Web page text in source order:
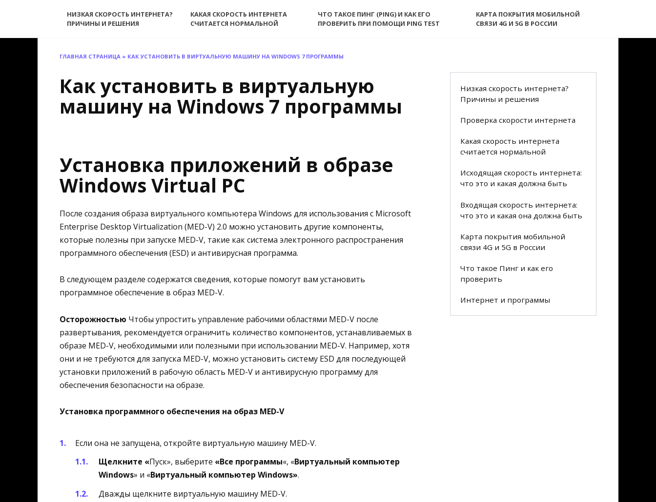
НИЗКАЯ СКОРОСТЬ ИНТЕРНЕТА?
ПРИЧИНЫ И РЕШЕНИЯ
КАКАЯ СКОРОСТЬ ИНТЕРНЕТА
СЧИТАЕТСЯ НОРМАЛЬНОЙ
ЧТО ТАКОЕ ПИНГ (PING) И КАК ЕГО
ПРОВЕРИТЬ ПРИ ПОМОЩИ PING TEST
КАРТА ПОКРЫТИЯ МОБИЛЬНОЙ
СВЯЗИ 4G И 5G В РОССИИ
ГЛАВНАЯ СТРАНИЦА » КАК УСТАНОВИТЬ В ВИРТУАЛЬНУЮ МАШИНУ НА WINDOWS 7 ПРОГРАММЫ
Как установить в виртуальную
машину на Windows 7 программы
Установка приложений в образе
Windows Virtual PC
После создания образа виртуального компьютера Windows для использования с Microsoft
Enterprise Desktop Virtualization (MED-V) 2.0 можно установить другие компоненты,
которые полезны при запуске MED-V, такие как система электронного распространения
программного обеспечения (ESD) и антивирусная программа.
В следующем разделе содержатся сведения, которые помогут вам установить
программное обеспечение в образ MED-V.
Осторожностью Чтобы упростить управление рабочими областями MED-V после
развертывания, рекомендуется ограничить количество компонентов, устанавливаемых в
образе MED-V, необходимыми или полезными при использовании MED-V. Например, хотя
они и не требуются для запуска MED-V, можно установить систему ESD для последующей
установки приложений в рабочую область MED-V и антивирусную программу для
обеспечения безопасности на образе.
Установка программного обеспечения на образ MED-V
Если она не запущена, откройте виртуальную машину MED-V.
Щелкните «Пуск», выберите «Все программы«, «Виртуальный компьютер
Windows» и «Виртуальный компьютер Windows».
Дважды щелкните виртуальную машину MED-V.
Низкая скорость интернета?
Причины и решения
Проверка скорости интернета
Какая скорость интернета
считается нормальной
Исходящая скорость интернета:
что это и какая должна быть
Входящая скорость интернета:
что это и какая она должна быть
Карта покрытия мобильной
связи 4G и 5G в России
Что такое Пинг и как его
проверить
Интернет и программы